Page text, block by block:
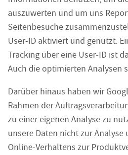
auszuwerten und um uns
Seitenbesuche
User-ID aktiviert und genutzt.
Tracking über eine User-ID ist
Auch die optimierten Analysen
Darüber hinaus haben wir
Rahmen der
zu einer eigenen Analyse zu
unsere Daten nicht zur Analyse
Online-Verhaltens zur